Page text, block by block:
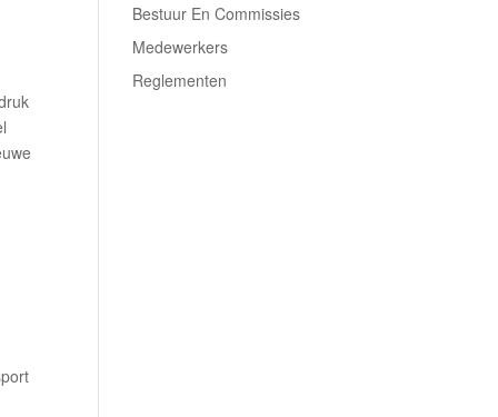
Bestuur En Commissies
Medewerkers
Reglementen